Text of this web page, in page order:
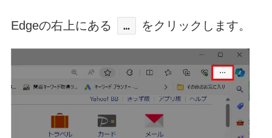
Edgeの右上にある … をクリックします。